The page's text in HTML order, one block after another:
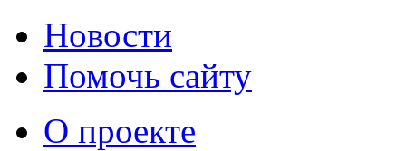
Новости
Помочь сайту
О проекте